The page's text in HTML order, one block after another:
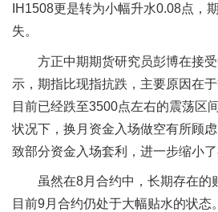
IH1508更是转为小幅升水0.08点，
失。
方正中期期货研究员彭博在接
示，期指比现指抗跌，主要原因在
目前已经跌至3500点左右的震荡区
状况下，换月资金入场做空有所顾
致部分资金入场套利，进一步缩小了
虽然在8月合约中，长期存在的
目前9月合约仍处于大幅贴水的状态